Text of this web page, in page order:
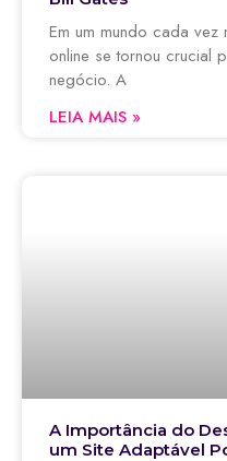
Em um mundo cada
online se tornou crucial
negócio. A
LEIA MAIS »
A Importância do
um Site Adaptável